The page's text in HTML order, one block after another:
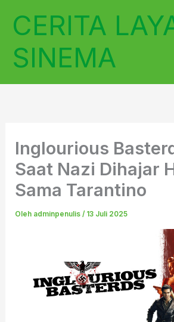
CERITA
SINEMA
Inglourious
Saat Nazi Dihajar
Sama Tarantino
Oleh adminpenulis/ 13 Juli 2025